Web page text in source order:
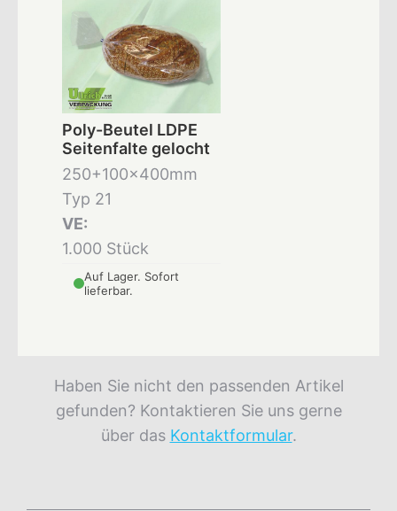
Poly-Beutel LDPE
Seitenfalte gelocht
250+100x400mm
Typ 21
VE:
1.000 Stück
Auf Lager. Sofort
lieferbar.
Haben Sie nicht den passenden Artikel
gefunden? Kontaktieren Sie uns gerne
über das Kontaktformular.